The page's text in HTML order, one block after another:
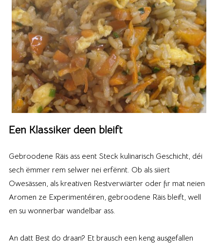
Een Klassiker deen bleift
Gebroodene Räis ass eent Steck kulinarisch Geschicht, déi
sech ëmmer rem selwer nei erfënnt. Ob als siiert
Owesässen, als kreativen Restverwiärter oder fir mat neien
Aromen ze Experimentéiren, gebroodene Räis bleift, well
en su wonnerbar wandelbar ass.
An datt Best do draan? Et brausch een keng ausgefallen